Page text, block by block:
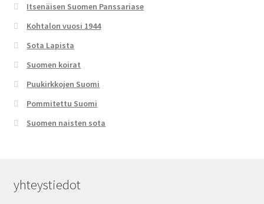
Itsenäisen Suomen Panssariase
Kohtalon vuosi 1944
Sota Lapista
Suomen koirat
Puukirkkojen Suomi
Pommitettu Suomi
Suomen naisten sota
yhteystiedot